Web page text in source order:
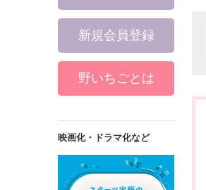
新規会員登録
野いちごとは
映画化・ドラマ化など